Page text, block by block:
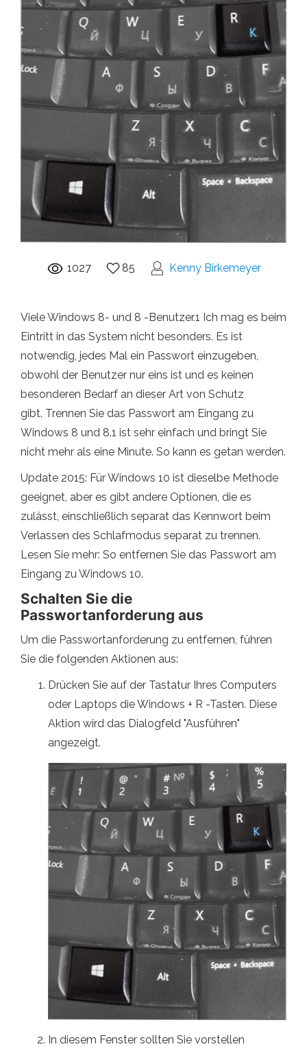
1027 85 Kenny Birkemeyer
Viele Windows 8- und 8 -Benutzer.1 Ich mag es beim
Eintritt in das System nicht besonders. Es ist
notwendig, jedes Mal ein Passwort einzugeben,
obwohl der Benutzer nur eins ist und es keinen
besonderen Bedarf an dieser Art von Schutz
gibt. Trennen Sie das Passwort am Eingang zu
Windows 8 und 8.1 ist sehr einfach und bringt Sie
nicht mehr als eine Minute. So kann es getan werden.
Update 2015: Für Windows 10 ist dieselbe Methode
geeignet, aber es gibt andere Optionen, die es
zulässt, einschließlich separat das Kennwort beim
Verlassen des Schlafmodus separat zu trennen.
Lesen Sie mehr: So entfernen Sie das Passwort am
Eingang zu Windows 10.
Schalten Sie die
Passwortanforderung aus
Um die Passwortanforderung zu entfernen, führen
Sie die folgenden Aktionen aus:
Drücken Sie auf der Tastatur Ihres Computers
oder Laptops die Windows + R -Tasten. Diese
Aktion wird das Dialogfeld "Ausführen"
angezeigt.
In diesem Fenster sollten Sie vorstellen